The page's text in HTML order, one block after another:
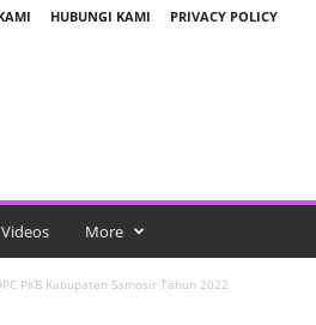
HUBUNGI KAMI PRIVACY POLICY
Videos More
PKB Kabupaten Samosir Tahun 2022